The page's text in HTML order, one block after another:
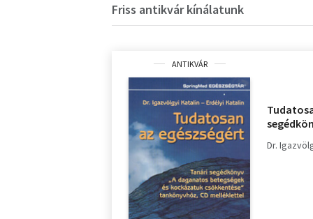
Friss antikvár kínálatunk
ANTIKVÁR
Dr.